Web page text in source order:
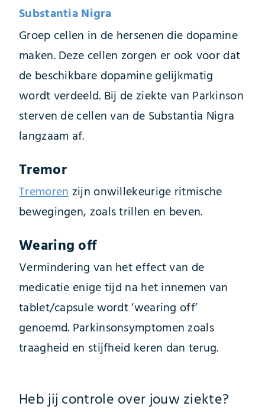
Substantia Nigra
Groep cellen in de hersenen die dopamine
maken. Deze cellen zorgen er ook voor dat
de beschikbare dopamine gelijkmatig
wordt verdeeld. Bij de ziekte van Parkinson
sterven de cellen van de Substantia Nigra
langzaam af.
Tremor
Tremorenzijn onwillekeurige ritmische
bewegingen, zoals trillen en beven.
Wearing off
Vermindering van het effect van de
medicatie enige tijd na het innemen van
tablet/capsule wordt ‘wearing off’
genoemd. Parkinsonsymptomen zoals
traagheid en stijfheid keren dan terug.
Heb jij controle over jouw ziekte?